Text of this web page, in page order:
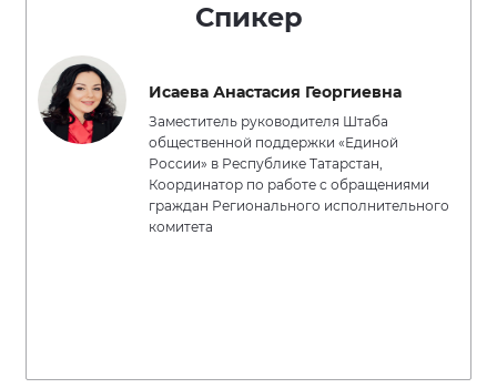
Спикер
Исаева Анастасия Георгиевна
Заместитель руководителя Штаба
общественной поддержки «Единой
России» в Республике Татарстан,
Координатор по работе с обращениями
граждан Регионального исполнительного
комитета